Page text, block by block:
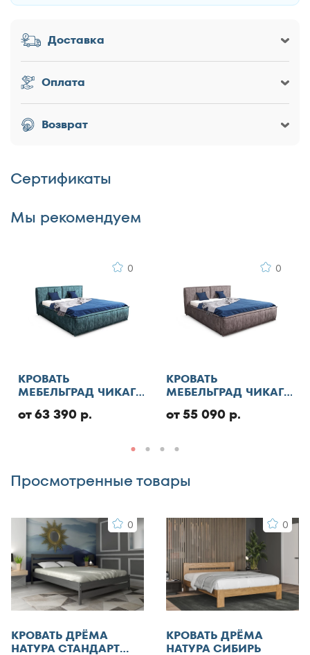
Заголовок
Оценка товара
Достоинства
Недостатки
Комментарий
Я согласен с
правилами публикации
пользовательского контентаи даю согласие на
обработку персональных данных
Отменить
Добавить отзыв
Доставка
Оплата
Возврат
Сертификаты
Мы рекомендуем
0
КРОВАТЬ
МЕБЕЛЬГРАД ЧИКАГО
от 63 390 р.
0
КРОВАТЬ
МЕБЕЛЬГРАД ЧИКАГО
от 55 090 р.
Просмотренные товары
0
КРОВАТЬ ДРЁМА
НАТУРА СТАНДАРТ
0
КРОВАТЬ ДРЁМА
НАТУРА СИБИРЬ